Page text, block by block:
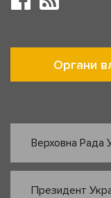
Органи
Верховна Рада
Президент